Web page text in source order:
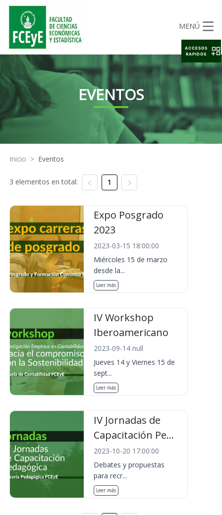
MENÚ
EVENTOS
Inicio > Eventos
3 elementos en total: 1
Expo Posgrado
2023
2023-03-15 18:00:00
Miércoles 15 de marzo
desde la...
Leer más
IV Workshop
Iberoamericano
2023-09-14 null
Jueves 14 y Viernes 15 de
sept...
Leer más
IV Jornadas de
Capacitación Pe...
2023-10-20 17:00:00
Debates y propuestas
para recr...
Leer más
ACCESOS
RAPIDOS